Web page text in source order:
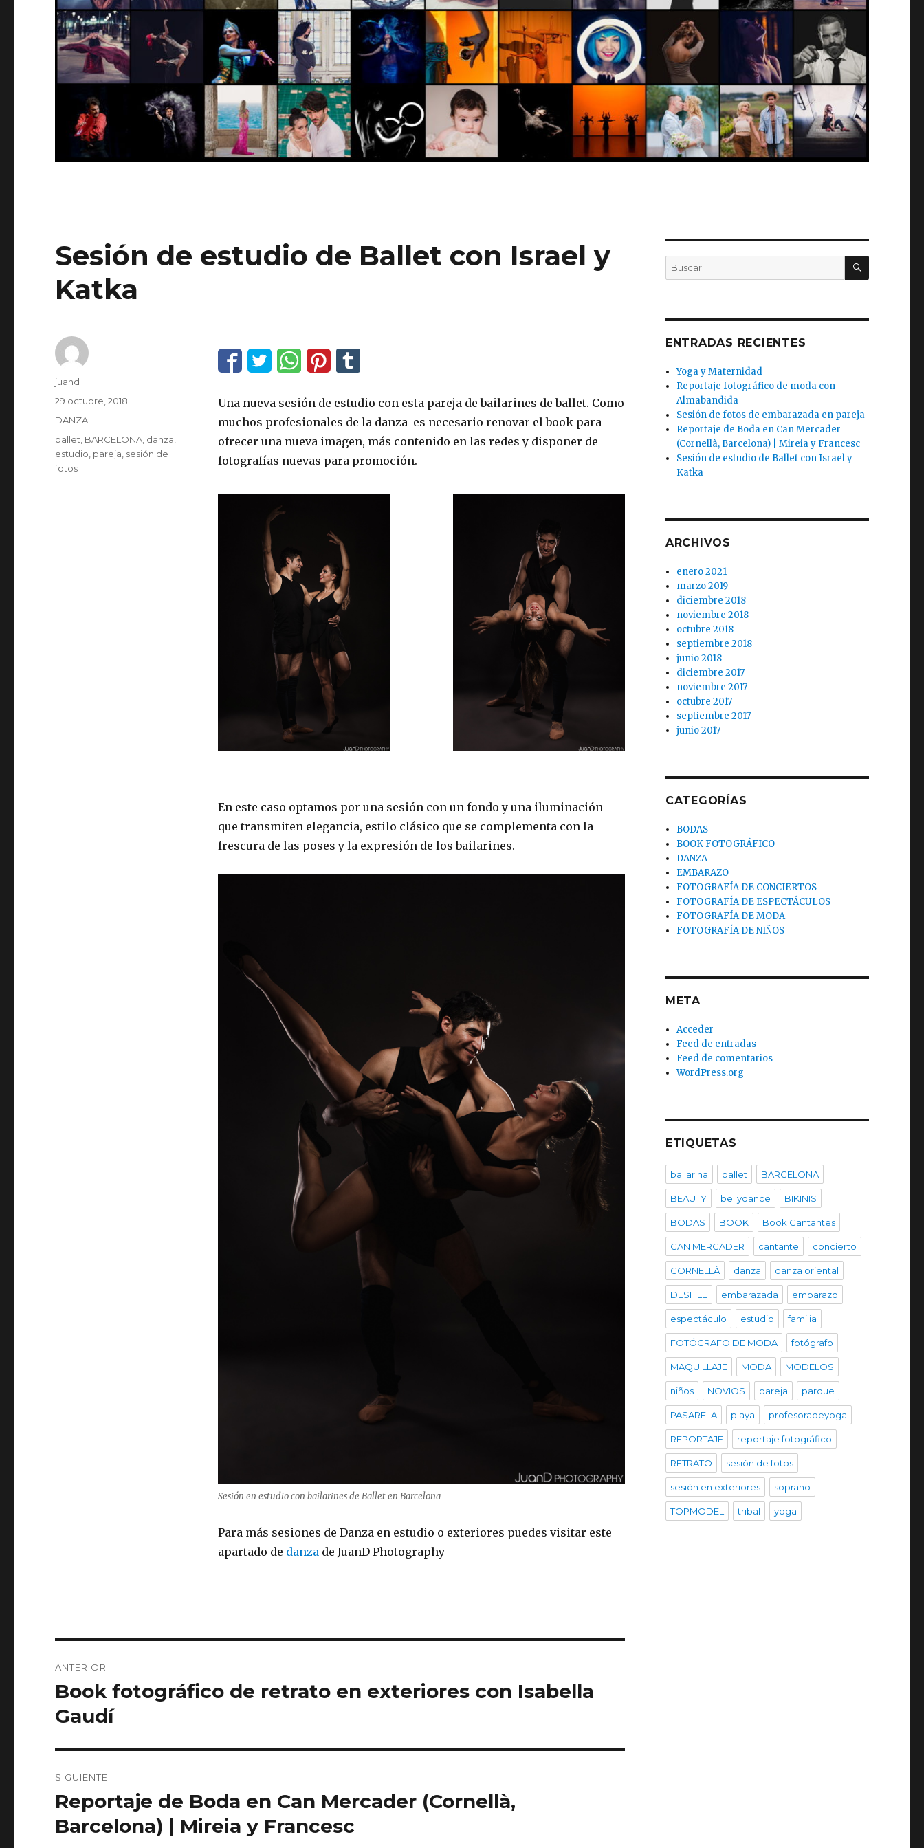
Sesión de estudio de Ballet con Israel y
Katka
Una nueva sesión de estudio con esta pareja de bailarines de ballet. Como
muchos profesionales de la danza es necesario renovar el book para
ofrecer una nueva imagen, más contenido en las redes y disponer de
fotografías nuevas para promoción.
En este caso optamos por una sesión con un fondo y una iluminación
que transmiten elegancia, estilo clásico que se complementa con la
frescura de las poses y la expresión de los bailarines.
Sesión en estudio con bailarines de Ballet en Barcelona
Para más sesiones de Danza en estudio o exteriores puedes visitar este
apartado de danzade JuanD Photography
Autor
juand
Publicado
29 octubre, 2018
Categorías
DANZA
Etiquetas
ballet BARCELONA danza
estudio pareja sesión de
fotos
de
entradas
ANTERIOR
Entrada
anterior:
Book fotográfico de retrato en exteriores con Isabella
Gaudí
SIGUIENTE
Entrada
siguiente:
Reportaje de Boda en Can Mercader (Cornellà,
Barcelona) | Mireia y Francesc
Buscar
por:
BUSCAR
ENTRADAS RECIENTES
Yoga y Maternidad
Reportaje fotográfico de moda con
Almabandida
Sesión de fotos de embarazada en pareja
Reportaje de Boda en Can Mercader
(Cornellà, Barcelona) | Mireia y Francesc
Sesión de estudio de Ballet con Israel y
Katka
ARCHIVOS
enero 2021
marzo 2019
diciembre 2018
noviembre 2018
octubre 2018
septiembre 2018
junio 2018
diciembre 2017
noviembre 2017
octubre 2017
septiembre 2017
junio 2017
CATEGORÍAS
BODAS
BOOK FOTOGRÁFICO
DANZA
EMBARAZO
FOTOGRAFÍA DE CONCIERTOS
FOTOGRAFÍA DE ESPECTÁCULOS
FOTOGRAFÍA DE MODA
FOTOGRAFÍA DE NIÑOS
META
Acceder
Feed de entradas
Feed de comentarios
WordPress.org
ETIQUETAS
bailarina ballet BARCELONA
BEAUTY bellydance BIKINIS
BODAS BOOK Book Cantantes
CAN MERCADER cantante concierto
CORNELLÀ danza danza oriental
DESFILE embarazada embarazo
espectáculo estudio familia
FOTÓGRAFO DE MODA fotógrafo
MAQUILLAJE MODA MODELOS
niños NOVIOS pareja parque
PASARELA playa profesoradeyoga
REPORTAJE reportaje fotográfico
RETRATO sesión de fotos
sesión en exteriores soprano
TOPMODEL tribal yoga